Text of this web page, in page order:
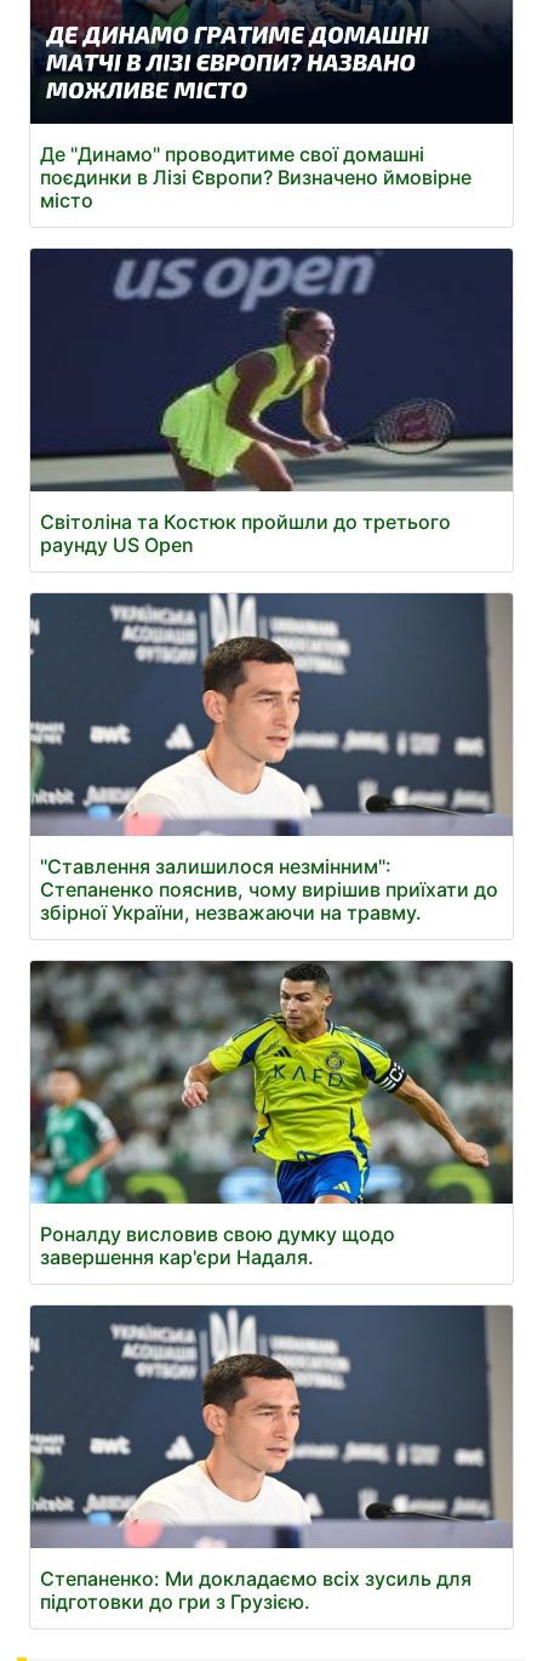
Де "Динамо" проводитиме свої домашні
поєдинки в Лізі Європи? Визначено ймовірне
місто
Світоліна та Костюк пройшли до третього
раунду US Open
"Ставлення залишилося незмінним":
Степаненко пояснив, чому вирішив приїхати до
збірної України, незважаючи на травму.
Роналду висловив свою думку щодо
завершення кар'єри Надаля.
Степаненко: Ми докладаємо всіх зусиль для
підготовки до гри з Грузією.